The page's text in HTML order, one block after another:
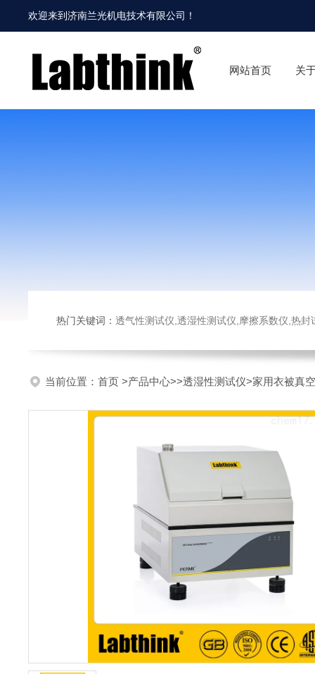
欢迎来到济南兰光机电技术有限公司 ！
网站首页 关
热门关键词： 透气性测试仪,透湿性测试仪,摩擦系数仪,热封试验仪,
当前位置： 首页 >产品中心>>透湿性测试仪>家用衣被真